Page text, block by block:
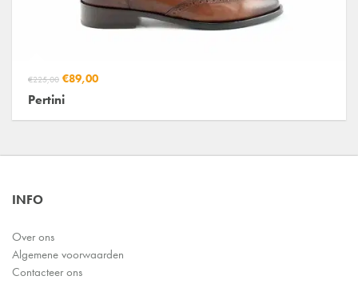
€225,00 €89,00
Pertini
INFO
Over ons
Algemene voorwaarden
Contacteer ons